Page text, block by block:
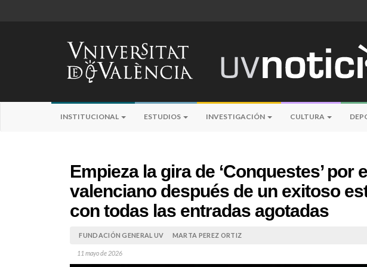
INSTITUCIONAL ESTUDIOS INVESTIGACIÓN CULTURA
Empieza la gira de ‘Conquestes’ por
valenciano después de un exitoso
con todas las entradas agotadas
FUNDACIÓN GENERAL UV MARTA PEREZ ORTIZ
11 mayo de 2026